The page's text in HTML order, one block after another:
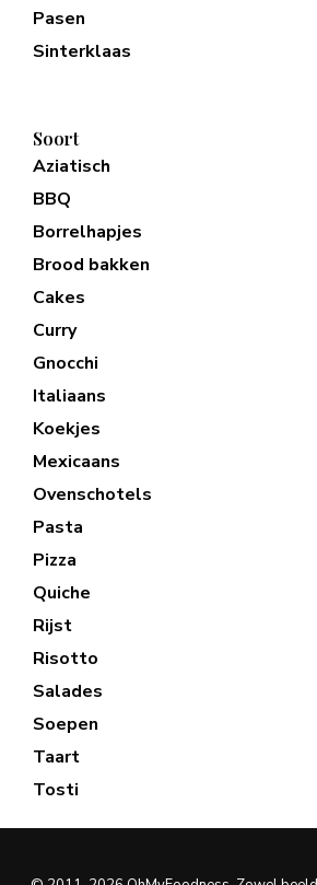
Pasen
Sinterklaas
Soort
Aziatisch
BBQ
Borrelhapjes
Brood bakken
Cakes
Curry
Gnocchi
Italiaans
Koekjes
Mexicaans
Ovenschotels
Pasta
Pizza
Quiche
Rijst
Risotto
Salades
Soepen
Taart
Tosti